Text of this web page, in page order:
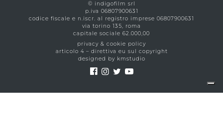
© indigofilm srl
p.iva 06807900631
codice fiscale e n.iscr. al registro imprese 06807900631
via torino 135, roma
capitale sociale 62.000,00
privacy & cookie policy
articolo 4 – direttiva eu sul copyright
designed by kmstudio